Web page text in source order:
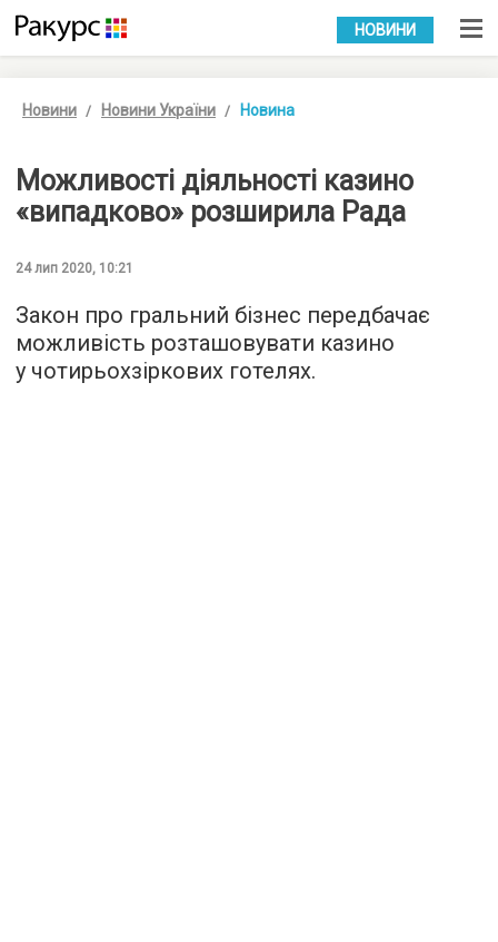
УКР РУС
НОВИНИ
Новини Новини України Новина
Можливості діяльності казино
«випадково» розширила Рада
24 лип 2020, 10:21
Закон про гральний бізнес передбачає
можливість розташовувати казино
у чотирьохзіркових готелях.